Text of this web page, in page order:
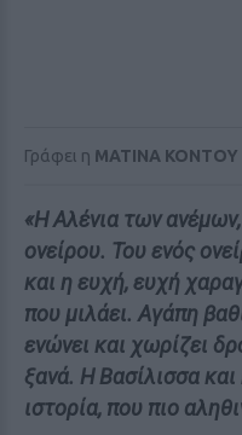
Γράφει η MATINA KONTOY
«Η Αλένια των
ονείρου. Του ενός
και η ευχή, ευχή
που μιλάει. Αγάπη
ενώνει και χωρίζει
ξανά. Η Βασίλισσα και
ιστορία, που πιο